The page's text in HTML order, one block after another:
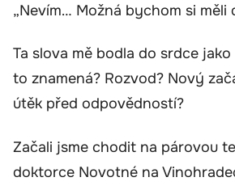
„Nevím… Možná bychom si měli
Ta slova mě bodla do srdce jako
to znamená? Rozvod? Nový
útěk před odpovědností?
Začali jsme chodit na párovou
doktorce Novotné na